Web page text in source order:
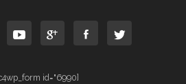
[mc4wp_form id="6990"]